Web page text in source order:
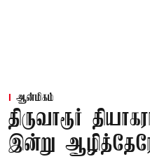
ஆன்மிகம்
திருவாரூர்
இன்று